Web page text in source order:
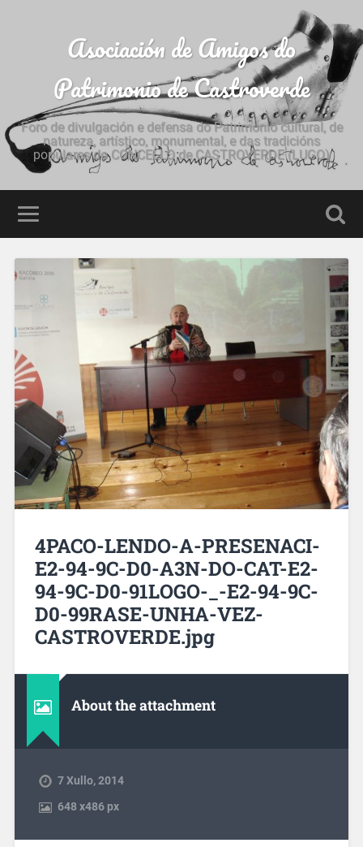
Asociación de Amigos do
Patrimonio de Castroverde
Foro de divulgación e defensa do Patrimonio cultural, de
natureza, artístico, monumental, e das tradicións
populares do CONCELLO de CASTROVERDE (LUGO)
4PACO-LENDO-A-PRESENACI-
E2-94-9C-D0-A3N-DO-CAT-E2-
94-9C-D0-91LOGO-_-E2-94-9C-
D0-99RASE-UNHA-VEZ-
CASTROVERDE.jpg
About the attachment
7 Xullo, 2014
648x486 px